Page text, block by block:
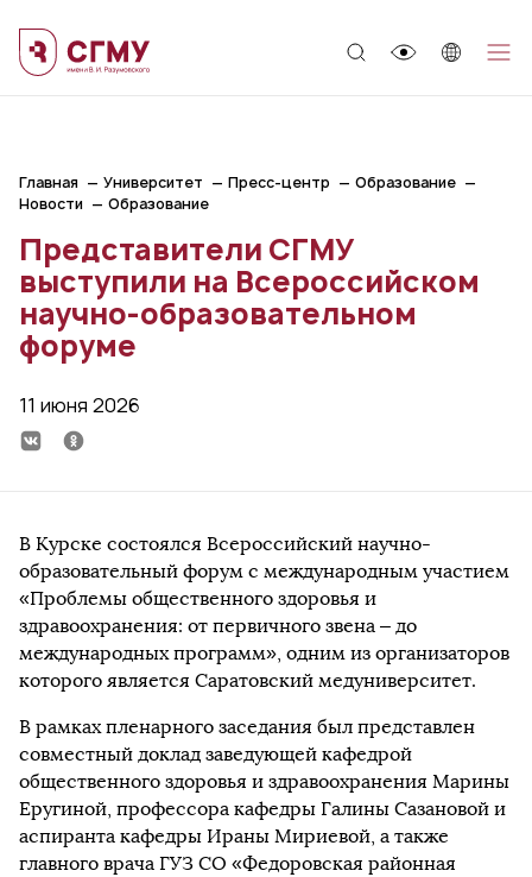
Главная Университет Пресс-центр
Образование
Новости
Образование
Представители СГМУ
выступили на Всероссийском
научно-образовательном
форуме
11 июня 2026
В Курске состоялся Всероссийский научно-
образовательный форум с международным участием
«Проблемы общественного здоровья и
здравоохранения: от первичного звена – до
международных программ», одним из организаторов
которого является Саратовский медуниверситет.
В рамках пленарного заседания был представлен
совместный доклад заведующей кафедрой
общественного здоровья и здравоохранения Марины
Еругиной, профессора кафедры Галины Сазановой и
аспиранта кафедры Ираны Мириевой, а также
главного врача ГУЗ СО «Федоровская районная